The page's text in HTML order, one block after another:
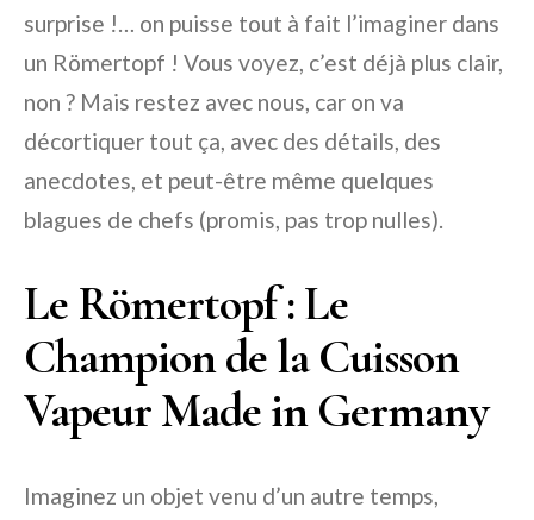
surprise !… on puisse tout à fait l’imaginer dans
un Römertopf ! Vous voyez, c’est déjà plus clair,
non ? Mais restez avec nous, car on va
décortiquer tout ça, avec des détails, des
anecdotes, et peut-être même quelques
blagues de chefs (promis, pas trop nulles).
Le Römertopf : Le
Champion de la Cuisson
Vapeur Made in Germany
Imaginez un objet venu d’un autre temps,